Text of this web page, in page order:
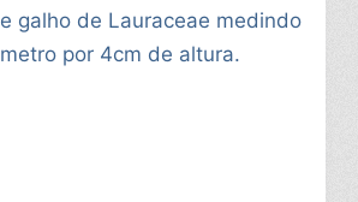
galho de Lauraceae medindo
por 4cm de altura.